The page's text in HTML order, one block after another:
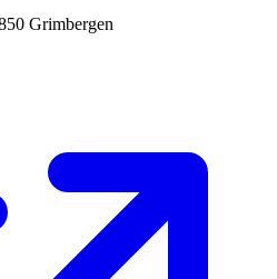
Grimbergen